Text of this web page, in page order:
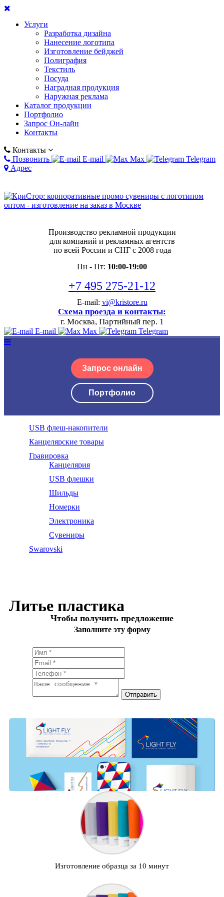
Услуги
Разработка дизайна
Нанесение логотипа
Изготовление бейджей
Полиграфия
Текстиль
Посуда
Наградная продукция
Наружная реклама
Каталог продукции
Портфолио
Запрос Он-лайн
Контакты
Контакты
Позвонить
E-mail Max
Telegram
Адрес
Производство рекламной продукции
для компаний и рекламных агентств
по всей России и СНГ с 2008 года
Пн - Пт: 10:00-19:00
+7 495 275-21-12
E-mail: vi@kristore.ru
Схема проезда и контакты:
г. Москва, Партийный пер. 1
E-mail Max Telegram
Запрос онлайн
Портфолио
Литье пластика
USB флеш-накопители
Канцелярские товары
Гравировка
Канцелярия
USB флешки
Шильды
Номерки
Электроника
Сувениры
Swarovski
Чтобы получить предложение
Заполните эту форму
Изготовление образца за 10 минут